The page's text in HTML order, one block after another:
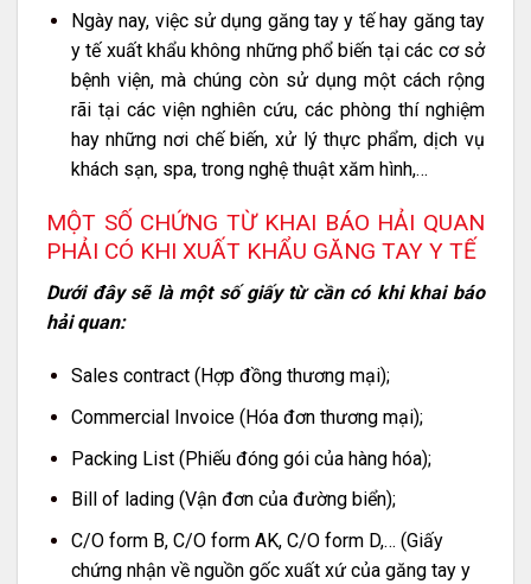
Ngày nay, việc sử dụng găng tay y tế hay găng tay
y tế xuất khẩu không những phổ biến tại các cơ sở
bệnh viện, mà chúng còn sử dụng một cách rộng
rãi tại các viện nghiên cứu, các phòng thí nghiệm
hay những nơi chế biến, xử lý thực phẩm, dịch vụ
khách sạn, spa, trong nghệ thuật xăm hình,…
MỘT SỐ CHỨNG TỪ KHAI BÁO HẢI QUAN
PHẢI CÓ KHI XUẤT KHẨU GĂNG TAY Y TẾ
Dưới đây sẽ là một số giấy từ cần có khi khai báo
hải quan:
Sales contract (Hợp đồng thương mại);
Commercial Invoice (Hóa đơn thương mại);
Packing List (Phiếu đóng gói của hàng hóa);
Bill of lading (Vận đơn của đường biển);
C/O form B, C/O form AK, C/O form D,… (Giấy
chứng nhận về nguồn gốc xuất xứ của găng tay y